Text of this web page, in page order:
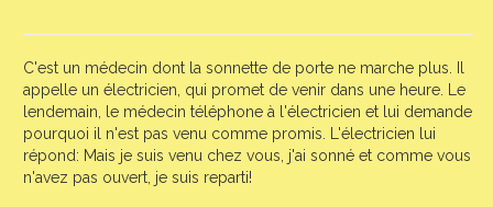
C'est un médecin dont la sonnette de porte ne marche plus. Il
appelle un électricien, qui promet de venir dans une heure. Le
lendemain, le médecin téléphone à l'électricien et lui demande
pourquoi il n'est pas venu comme promis. L'électricien lui
répond: Mais je suis venu chez vous, j'ai sonné et comme vous
n'avez pas ouvert, je suis reparti!